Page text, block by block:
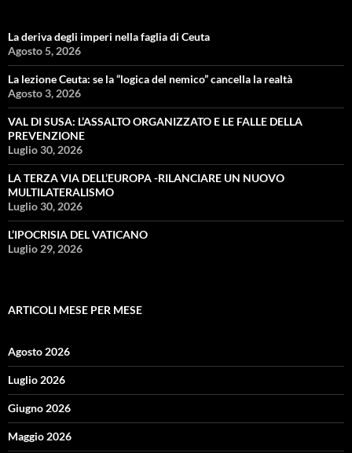
La deriva degli imperi nella faglia di Ceuta
Agosto 5, 2026
La lezione Ceuta: se la “logica del nemico” cancella la realtà
Agosto 3, 2026
VAL DI SUSA: L’ASSALTO ORGANIZZATO E LE FALLE DELLA
PREVENZIONE
Luglio 30, 2026
LA TERZA VIA DELL’EUROPA -RILANCIARE UN NUOVO
MULTILATERALISMO
Luglio 30, 2026
L’IPOCRISIA DEL VATICANO
Luglio 29, 2026
ARTICOLI MESE PER MESE
Agosto 2026
Luglio 2026
Giugno 2026
Maggio 2026